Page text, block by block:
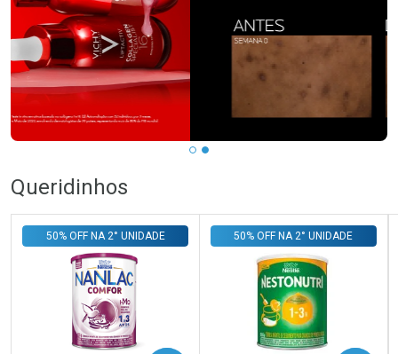
Queridinhos
50% OFF NA 2° UNIDADE 50% OFF NA 2° UNIDADE